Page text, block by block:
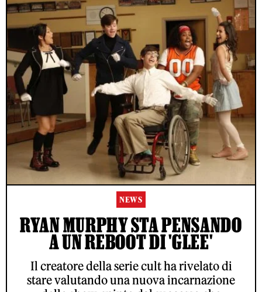
NEWS
RYAN MURPHY STA PENSANDO
A UN REBOOT DI 'GLEE'
Il creatore della serie cult ha rivelato di
stare valutando una nuova incarnazione